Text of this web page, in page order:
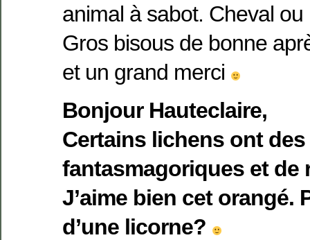
animal à sabot. Cheval ou
Gros bisous de bonne
et un grand merci
Bonjour Hauteclaire,
Certains lichens ont
fantasmagoriques et de
J’aime bien cet orangé.
d’une licorne?